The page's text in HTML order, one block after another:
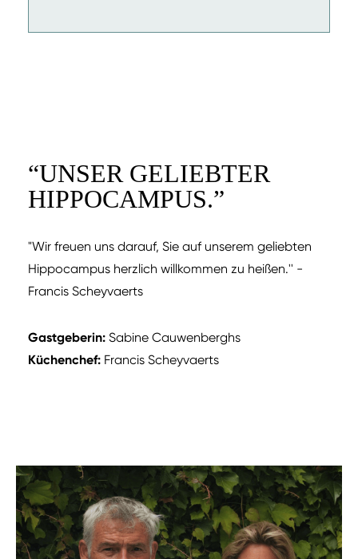
“UNSER GELIEBTER
HIPPOCAMPUS.”
"Wir freuen uns darauf, Sie auf unserem geliebten
Hippocampus herzlich willkommen zu heißen.'' -
Francis Scheyvaerts
Gastgeberin: Sabine Cauwenberghs
Küchenchef: Francis Scheyvaerts